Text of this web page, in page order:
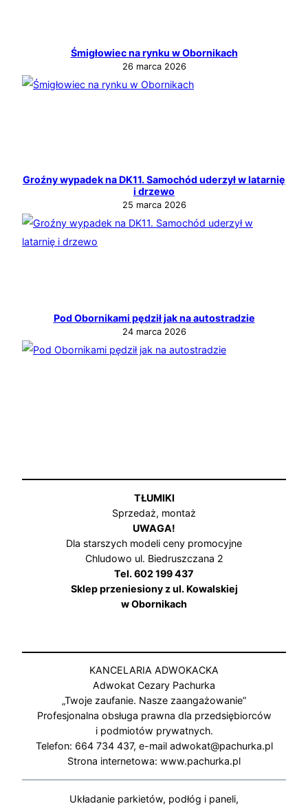
Śmigłowiec na rynku w Obornikach
26 marca 2026
Groźny wypadek na DK11. Samochód uderzył w latarnię
i drzewo
25 marca 2026
Pod Obornikami pędził jak na autostradzie
24 marca 2026
TŁUMIKI
Sprzedaż, montaż
UWAGA!
Dla starszych modeli ceny promocyjne
Chludowo ul. Biedruszczana 2
Tel. 602 199 437
Sklep przeniesiony z ul. Kowalskiej
w Obornikach
KANCELARIA ADWOKACKA
Adwokat Cezary Pachurka
„Twoje zaufanie. Nasze zaangażowanie”
Profesjonalna obsługa prawna dla przedsiębiorców
i podmiotów prywatnych.
Telefon: 664 734 437, e-mail adwokat@pachurka.pl
Strona internetowa: www.pachurka.pl
Układanie parkietów, podłóg i paneli,